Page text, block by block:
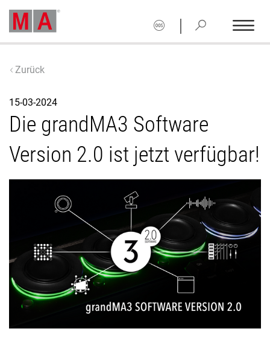
|
Zurück
15-03-2024
Die grandMA3 Software
Version 2.0 ist jetzt verfügbar!